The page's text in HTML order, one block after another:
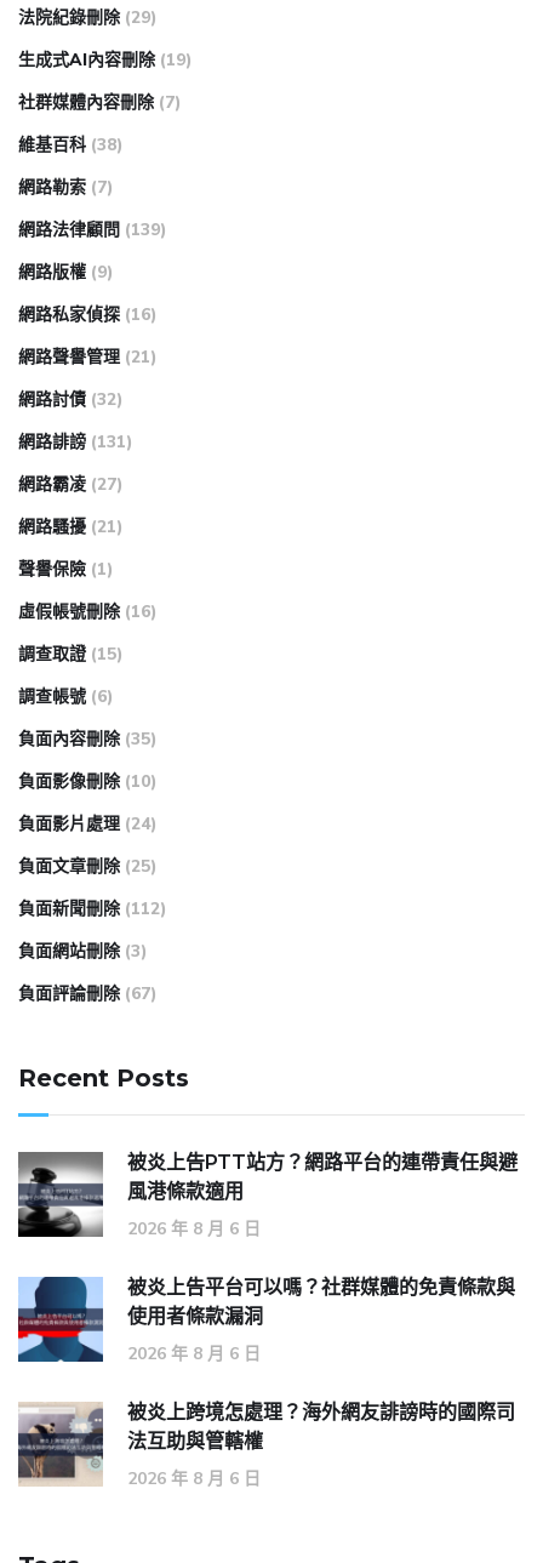
法院紀錄刪除 (29)
生成式AI內容刪除 (19)
社群媒體內容刪除 (7)
維基百科 (38)
網路勒索 (7)
網路法律顧問 (139)
網路版權 (9)
網路私家偵探 (16)
網路聲譽管理 (21)
網路討債 (32)
網路誹謗 (131)
網路霸凌 (27)
網路騷擾 (21)
聲譽保險 (1)
虛假帳號刪除 (16)
調查取證 (15)
調查帳號 (6)
負面內容刪除 (35)
負面影像刪除 (10)
負面影片處理 (24)
負面文章刪除 (25)
負面新聞刪除 (112)
負面網站刪除 (3)
負面評論刪除 (67)
Recent Posts
被炎上告PTT站方？網路平台的連帶責任與避
風港條款適用
2026 年 8 月 6 日
被炎上告平台可以嗎？社群媒體的免責條款與
使用者條款漏洞
2026 年 8 月 6 日
被炎上跨境怎處理？海外網友誹謗時的國際司
法互助與管轄權
2026 年 8 月 6 日